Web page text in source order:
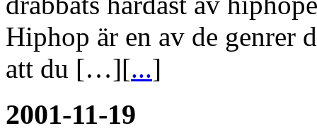
Hiphop är en av de genrer
att du […][...]
2001-11-19